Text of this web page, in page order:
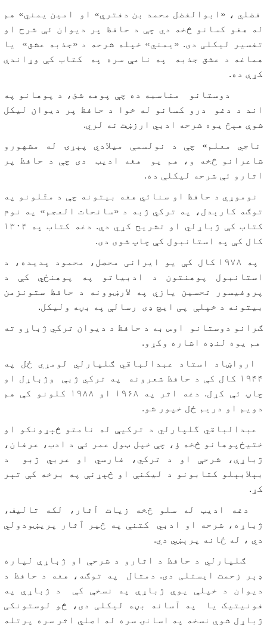
فضلي ، «ابوالفضل محمد بن دفتري» او امین یمني» هم
له هغو کسانو څخه دي چې د حافظ پر دیوان ئې شرح او
تفسیر لیکلی دی. «یمني» خپله شرحه د «جذبه عشق» یا
هماغه د عشق جذبه په نامې سره په کتاب کې وړاندې
کړې ده.
دوستانو مناسبه ده چې پوهه شئ، د پوهانو په
اند د دغو درو کسانو له خوا د حافظ پر دیوان لیکل
شوې هېڅ یوه شرحه ادبي ارزښت نه لري.
ناجي معلم» چې د نولسمې میلادي پېړۍ له مشهورو
شاعرانو څخه و، هم یو هغه ادیب دی چې د حافظ پر
اثارو ئې شرحه لیکلې ده.
نوموړي د حافظ او سنائي هغه بیتونه چې د متَلونو په
توګه کارېدل، په ترکي ژبه د «سانحات العجم» په نوم
کتاب کې ژباړلي او تشریح کړي دي. دغه کتاب په ۱۳۰۴
کال کې په استانبول کې چاپ شوی دی.
په ۱۹۷۸ کال کې یو ایرانی محصل، محمود پدیده، د
استانبول پوهنتون د ادبیاتو په پوهنځي کې د
پروفیسور تحسین یازي په لارښوونه د حافظ ستونزمن
بیتونه د خپلې پی ایچ ډی رسالې په بڼه ولیکل.
ګرانو دوستانو اوس به د حافظ د دیوان ترکي ژباړو ته
هم یوه لنډه اشاره وکړو.
ارواښاد استاد عبدالباقي ګلپارلي لومړي ځل په
۱۹۴۴ کال کې د حافظ شعرونه په ترکي ژبې وژباړل او
چاپ ئې کړل. دغه اثر په ۱۹۶۸ او ۱۹۸۸ کلونو کې هم
دویم او دریم ځل خپور شو.
عبدالباقي گلپارلي د ترکیې له نامتو څېړونکو او
ختیځ‌پوهانو څخه ؤ، چې خپل ټول عمر ئې د ادب، عرفان،
ژباړې، شرحې او د ترکي، فارسي او عربي ژبو د
بېلابېلو کتابونو د لیکنې او څېړنې په برخه کې تېر
کړ.
دغه ادیب له سلو څخه زیات آثار، لکه تالیف،
ژباړه، شرحه او ادبي کتنې په څير آثار پریښودولي
دي ، له ځانه پرېښي دي.
ګلپارلي د حافظ د اثارو د شرحې او ژباړې لپاره
ډېر زحمت ایستلی دی. دمثال په توګه، هغه د حافظ د
دیوان د خپلې یوې ژباړې په نسخې کې د ژباړې په
فونیتیک یا په آسانه بڼه لیکلی دی، څو لوستونکی
ژباړل شوې نسخه په اسانۍ سره له اصلي اثر سره پرتله